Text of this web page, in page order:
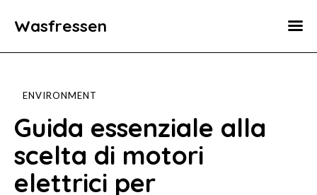
Wasfressen
Home
Environment
Food
Fun Facts
ENVIRONMENT
Guida essenziale alla
scelta di motori
elettrici per